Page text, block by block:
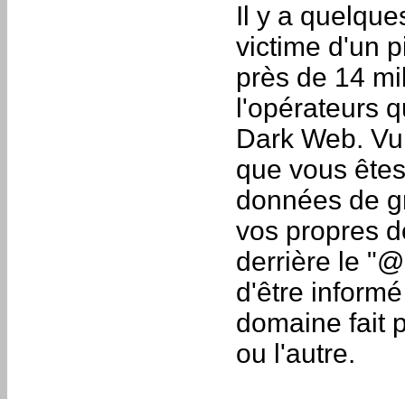
Il y a
victime d'un
près de 14
l'opérateurs
Dark Web.
que vous
données de
vos propres
derrière le
d'être
domaine fait
ou l'autre.